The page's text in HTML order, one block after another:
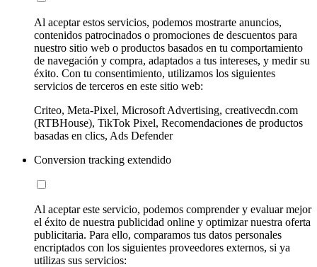
Al aceptar estos servicios, podemos mostrarte anuncios,
contenidos patrocinados o promociones de descuentos para
nuestro sitio web o productos basados en tu comportamiento
de navegación y compra, adaptados a tus intereses, y medir su
éxito. Con tu consentimiento, utilizamos los siguientes
servicios de terceros en este sitio web:
Criteo, Meta-Pixel, Microsoft Advertising, creativecdn.com
(RTBHouse), TikTok Pixel, Recomendaciones de productos
basadas en clics, Ads Defender
Conversion tracking extendido
Al aceptar este servicio, podemos comprender y evaluar mejor
el éxito de nuestra publicidad online y optimizar nuestra oferta
publicitaria. Para ello, comparamos tus datos personales
encriptados con los siguientes proveedores externos, si ya
utilizas sus servicios: